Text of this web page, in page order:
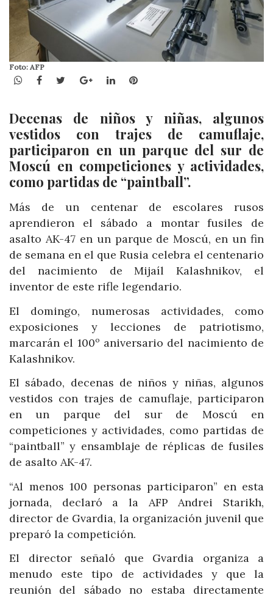
Foto: AFP
WhatsApp
Facebook
TwitterGoogle+LinkedInPinterest
Decenas de niños y niñas, algunos
vestidos con trajes de camuflaje,
participaron en un parque del sur de
Moscú en competiciones y actividades,
como partidas de “paintball”.
Más de un centenar de escolares rusos
aprendieron el sábado a montar fusiles de
asalto AK-47 en un parque de Moscú, en un fin
de semana en el que Rusia celebra el centenario
del nacimiento de Mijaíl Kalashnikov, el
inventor de este rifle legendario.
El domingo, numerosas actividades, como
exposiciones y lecciones de patriotismo,
marcarán el 100º aniversario del nacimiento de
Kalashnikov.
El sábado, decenas de niños y niñas, algunos
vestidos con trajes de camuflaje, participaron
en un parque del sur de Moscú en
competiciones y actividades, como partidas de
“paintball” y ensamblaje de réplicas de fusiles
de asalto AK-47.
“Al menos 100 personas participaron” en esta
jornada, declaró a la AFP Andrei Starikh,
director de Gvardia, la organización juvenil que
preparó la competición.
El director señaló que Gvardia organiza a
menudo este tipo de actividades y que la
reunión del sábado no estaba directamente